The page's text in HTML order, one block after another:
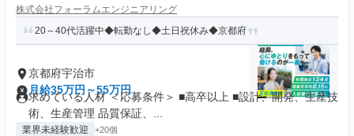
株式会社フォーラムエンジニアリング
20～40代活躍中◆転勤なし◆土日祝休み◆京都府
京都府宇治市
月給35万円～55万円
求めている人材 ＜応募条件＞ ■高卒以上 ■設計、開発、生産技
術、生産管理 品質保証、...
業界未経験歓迎 +20個